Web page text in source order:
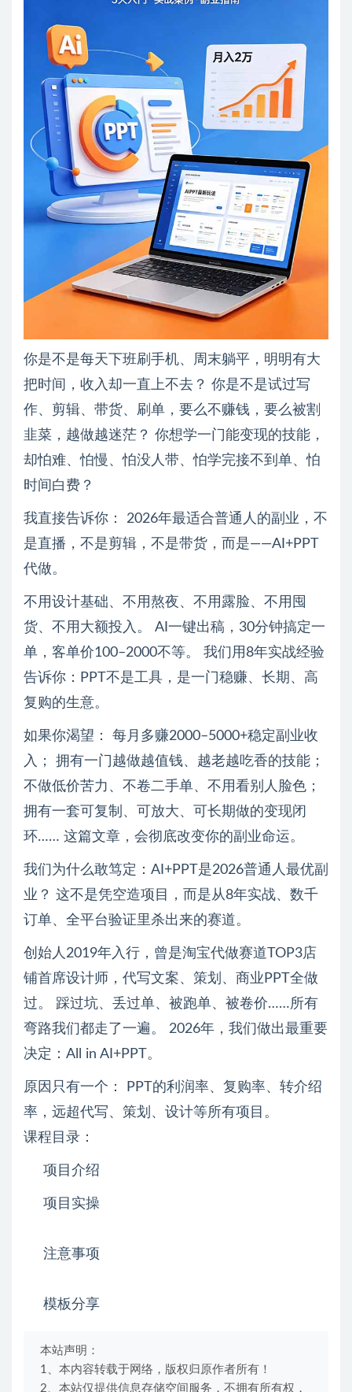
你是不是每天下班刷手机、周末躺平，明明有大
把时间，收入却一直上不去？ 你是不是试过写
作、剪辑、带货、刷单，要么不赚钱，要么被割
韭菜，越做越迷茫？ 你想学一门能变现的技能，
却怕难、怕慢、怕没人带、怕学完接不到单、怕
时间白费？
我直接告诉你： 2026年最适合普通人的副业，不
是直播，不是剪辑，不是带货，而是——AI+PPT
代做。
不用设计基础、不用熬夜、不用露脸、不用囤
货、不用大额投入。 AI一键出稿，30分钟搞定一
单，客单价100–2000不等。 我们用8年实战经验
告诉你：PPT不是工具，是一门稳赚、长期、高
复购的生意。
如果你渴望： 每月多赚2000–5000+稳定副业收
入； 拥有一门越做越值钱、越老越吃香的技能；
不做低价苦力、不卷二手单、不用看别人脸色；
拥有一套可复制、可放大、可长期做的变现闭
环…… 这篇文章，会彻底改变你的副业命运。
我们为什么敢笃定：AI+PPT是2026普通人最优副
业？ 这不是凭空造项目，而是从8年实战、数千
订单、全平台验证里杀出来的赛道。
创始人2019年入行，曾是淘宝代做赛道TOP3店
铺首席设计师，代写文案、策划、商业PPT全做
过。 踩过坑、丢过单、被跑单、被卷价……所有
弯路我们都走了一遍。 2026年，我们做出最重要
决定：All in AI+PPT。
原因只有一个： PPT的利润率、复购率、转介绍
率，远超代写、策划、设计等所有项目。
课程目录：
项目介绍
项目实操
注意事项
模板分享
本站声明：
1、本内容转载于网络，版权归原作者所有！
2、本站仅提供信息存储空间服务，不拥有所有权，